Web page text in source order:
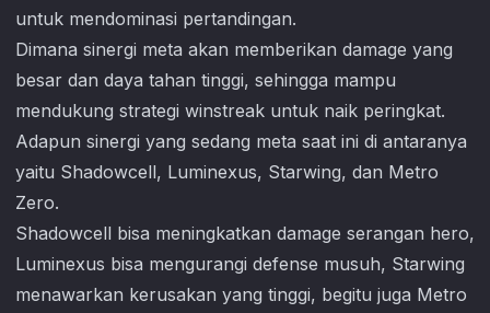
untuk mendominasi pertandingan.
Dimana sinergi meta akan memberikan damage yang
besar dan daya tahan tinggi, sehingga mampu
mendukung strategi winstreak untuk naik peringkat.
Adapun sinergi yang sedang meta saat ini di antaranya
yaitu Shadowcell, Luminexus, Starwing, dan Metro
Zero.
Shadowcell bisa meningkatkan damage serangan hero,
Luminexus bisa mengurangi defense musuh, Starwing
menawarkan kerusakan yang tinggi, begitu juga Metro